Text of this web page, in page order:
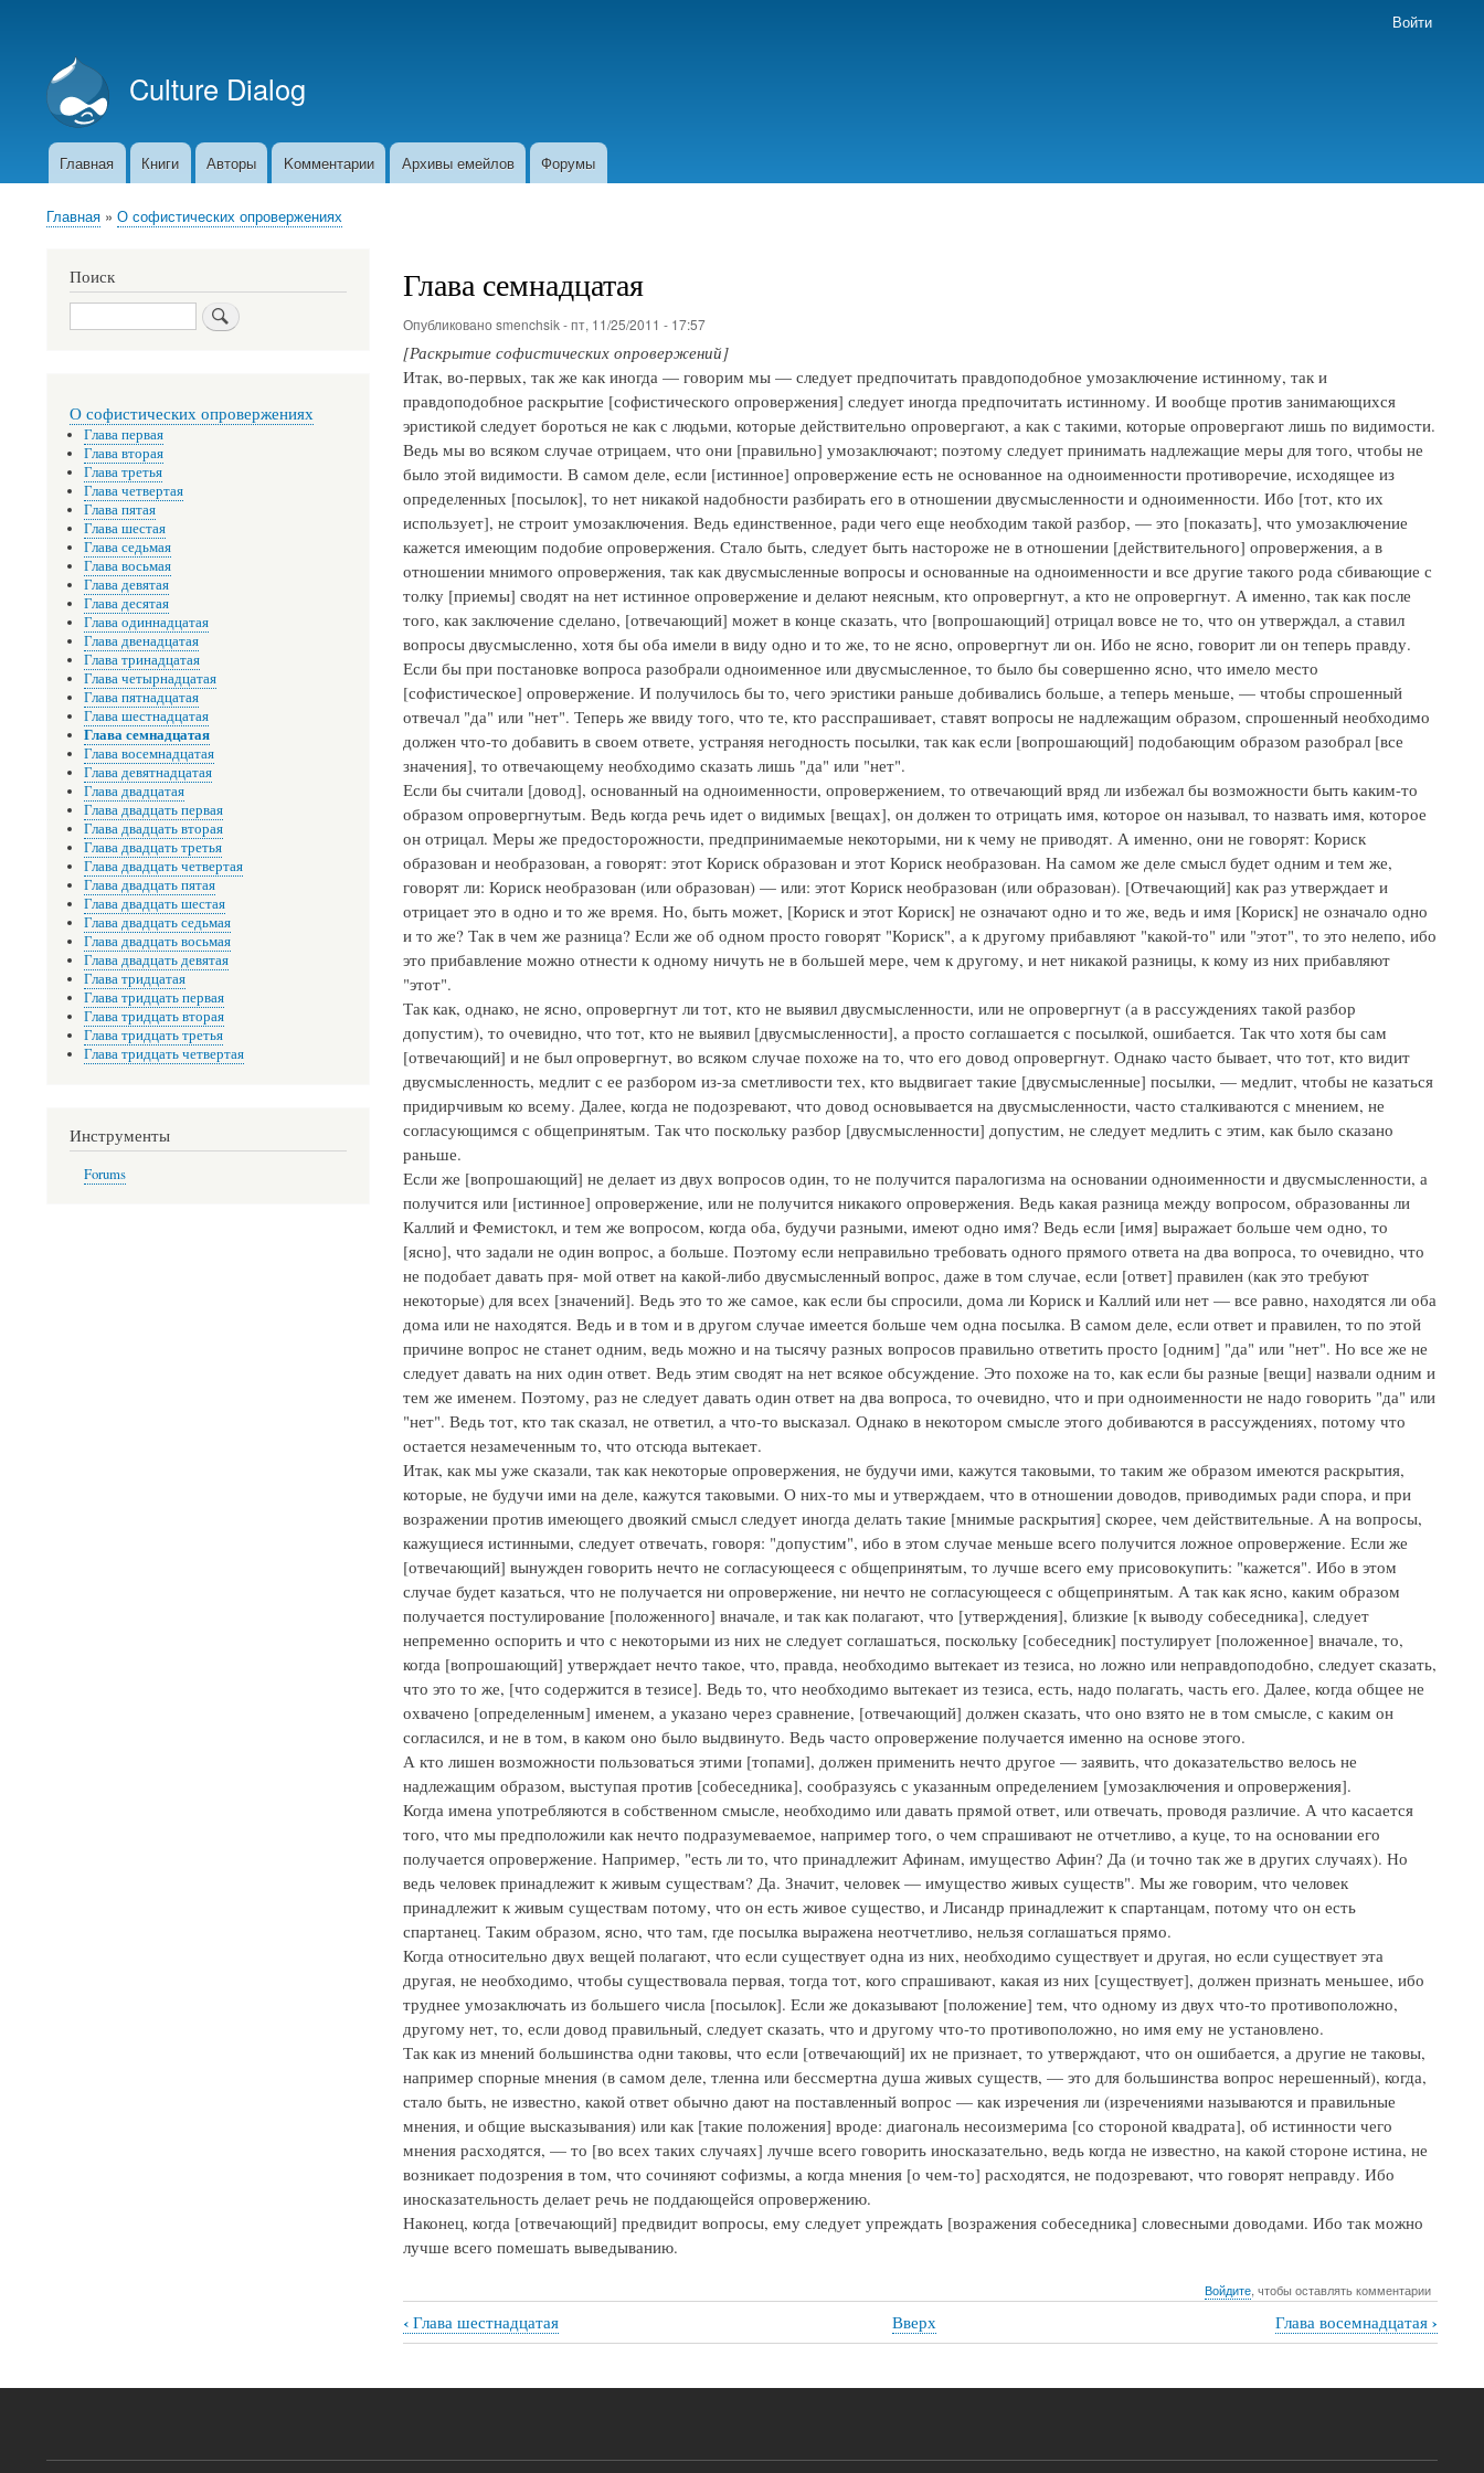
учётной
записи
пользователя
Войти
Culture Dialog
Основная
Главная Книги Авторы Kомментарии Архивы емейлов Форумы
Строка
Главная О софистических опровержениях
Глава семнадцатая
Опубликовано smenchsik-пт, 11/25/2011 - 17:57
[Раскрытие софистических опровержений]
Итак, во-первых, так же как иногда — говорим мы — следует предпочитать правдоподобное умозаключение истинному, так и
правдоподобное раскрытие [софистического опровержения] следует иногда предпочитать истинному. И вообще против занимающихся
эристикой следует бороться не как с людьми, которые действительно опровергают, а как с такими, которые опровергают лишь по видимости.
Ведь мы во всяком случае отрицаем, что они [правильно] умозаключают; поэтому следует принимать надлежащие меры для того, чтобы не
было этой видимости. В самом деле, если [истинное] опровержение есть не основанное на одноименности противоречие, исходящее из
определенных [посылок], то нет никакой надобности разбирать его в отношении двусмысленности и одноименности. Ибо [тот, кто их
использует], не строит умозаключения. Ведь единственное, ради чего еще необходим такой разбор, — это [показать], что умозаключение
кажется имеющим подобие опровержения. Стало быть, следует быть настороже не в отношении [действительного] опровержения, а в
отношении мнимого опровержения, так как двусмысленные вопросы и основанные на одноименности и все другие такого рода сбивающие с
толку [приемы] сводят на нет истинное опровержение и делают неясным, кто опровергнут, а кто не опровергнут. А именно, так как после
того, как заключение сделано, [отвечающий] может в конце сказать, что [вопрошающий] отрицал вовсе не то, что он утверждал, а ставил
вопросы двусмысленно, хотя бы оба имели в виду одно и то же, то не ясно, опровергнут ли он. Ибо не ясно, говорит ли он теперь правду.
Если бы при постановке вопроса разобрали одноименное или двусмысленное, то было бы совершенно ясно, что имело место
[софистическое] опровержение. И получилось бы то, чего эристики раньше добивались больше, а теперь меньше, — чтобы спрошенный
отвечал "да" или "нет". Теперь же ввиду того, что те, кто расспрашивает, ставят вопросы не надлежащим образом, спрошенный необходимо
должен что-то добавить в своем ответе, устраняя негодность посылки, так как если [вопрошающий] подобающим образом разобрал [все
значения], то отвечающему необходимо сказать лишь "да" или "нет".
Если бы считали [довод], основанный на одноименности, опровержением, то отвечающий вряд ли избежал бы возможности быть каким-то
образом опровергнутым. Ведь когда речь идет о видимых [вещах], он должен то отрицать имя, которое он называл, то назвать имя, которое
он отрицал. Меры же предосторожности, предпринимаемые некоторыми, ни к чему не приводят. А именно, они не говорят: Кориск
образован и необразован, а говорят: этот Кориск образован и этот Кориск необразован. На самом же деле смысл будет одним и тем же,
говорят ли: Кориск необразован (или образован) — или: этот Кориск необразован (или образован). [Отвечающий] как раз утверждает и
отрицает это в одно и то же время. Но, быть может, [Кориск и этот Кориск] не означают одно и то же, ведь и имя [Кориск] не означало одно
и то же? Так в чем же разница? Если же об одном просто говорят "Кориск", а к другому прибавляют "какой-то" или "этот", то это нелепо, ибо
это прибавление можно отнести к одному ничуть не в большей мере, чем к другому, и нет никакой разницы, к кому из них прибавляют
"этот".
Так как, однако, не ясно, опровергнут ли тот, кто не выявил двусмысленности, или не опровергнут (а в рассуждениях такой разбор
допустим), то очевидно, что тот, кто не выявил [двусмысленности], а просто соглашается с посылкой, ошибается. Так что хотя бы сам
[отвечающий] и не был опровергнут, во всяком случае похоже на то, что его довод опровергнут. Однако часто бывает, что тот, кто видит
двусмысленность, медлит с ее разбором из-за сметливости тех, кто выдвигает такие [двусмысленные] посылки, — медлит, чтобы не казаться
придирчивым ко всему. Далее, когда не подозревают, что довод основывается на двусмысленности, часто сталкиваются с мнением, не
согласующимся с общепринятым. Так что поскольку разбор [двусмысленности] допустим, не следует медлить с этим, как было сказано
раньше.
Если же [вопрошающий] не делает из двух вопросов один, то не получится паралогизма на основании одноименности и двусмысленности, а
получится или [истинное] опровержение, или не получится никакого опровержения. Ведь какая разница между вопросом, образованны ли
Каллий и Фемистокл, и тем же вопросом, когда оба, будучи разными, имеют одно имя? Ведь если [имя] выражает больше чем одно, то
[ясно], что задали не один вопрос, а больше. Поэтому если неправильно требовать одного прямого ответа на два вопроса, то очевидно, что
не подобает давать пря- мой ответ на какой-либо двусмысленный вопрос, даже в том случае, если [ответ] правилен (как это требуют
некоторые) для всех [значений]. Ведь это то же самое, как если бы спросили, дома ли Кориск и Каллий или нет — все равно, находятся ли оба
дома или не находятся. Ведь и в том и в другом случае имеется больше чем одна посылка. В самом деле, если ответ и правилен, то по этой
причине вопрос не станет одним, ведь можно и на тысячу разных вопросов правильно ответить просто [одним] "да" или "нет". Но все же не
следует давать на них один ответ. Ведь этим сводят на нет всякое обсуждение. Это похоже на то, как если бы разные [вещи] назвали одним и
тем же именем. Поэтому, раз не следует давать один ответ на два вопроса, то очевидно, что и при одноименности не надо говорить "да" или
"нет". Ведь тот, кто так сказал, не ответил, а что-то высказал. Однако в некотором смысле этого добиваются в рассуждениях, потому что
остается незамеченным то, что отсюда вытекает.
Итак, как мы уже сказали, так как некоторые опровержения, не будучи ими, кажутся таковыми, то таким же образом имеются раскрытия,
которые, не будучи ими на деле, кажутся таковыми. О них-то мы и утверждаем, что в отношении доводов, приводимых ради спора, и при
возражении против имеющего двоякий смысл следует иногда делать такие [мнимые раскрытия] скорее, чем действительные. А на вопросы,
кажущиеся истинными, следует отвечать, говоря: "допустим", ибо в этом случае меньше всего получится ложное опровержение. Если же
[отвечающий] вынужден говорить нечто не согласующееся с общепринятым, то лучше всего ему присовокупить: "кажется". Ибо в этом
случае будет казаться, что не получается ни опровержение, ни нечто не согласующееся с общепринятым. А так как ясно, каким образом
получается постулирование [положенного] вначале, и так как полагают, что [утверждения], близкие [к выводу собеседника], следует
непременно оспорить и что с некоторыми из них не следует соглашаться, поскольку [собеседник] постулирует [положенное] вначале, то,
когда [вопрошающий] утверждает нечто такое, что, правда, необходимо вытекает из тезиса, но ложно или неправдоподобно, следует сказать,
что это то же, [что содержится в тезисе]. Ведь то, что необходимо вытекает из тезиса, есть, надо полагать, часть его. Далее, когда общее не
охвачено [определенным] именем, а указано через сравнение, [отвечающий] должен сказать, что оно взято не в том смысле, с каким он
согласился, и не в том, в каком оно было выдвинуто. Ведь часто опровержение получается именно на основе этого.
А кто лишен возможности пользоваться этими [топами], должен применить нечто другое — заявить, что доказательство велось не
надлежащим образом, выступая против [собеседника], сообразуясь с указанным определением [умозаключения и опровержения].
Когда имена употребляются в собственном смысле, необходимо или давать прямой ответ, или отвечать, проводя различие. А что касается
того, что мы предположили как нечто подразумеваемое, например того, о чем спрашивают не отчетливо, а куце, то на основании его
получается опровержение. Например, "есть ли то, что принадлежит Афинам, имущество Афин? Да (и точно так же в других случаях). Но
ведь человек принадлежит к живым существам? Да. Значит, человек — имущество живых существ". Мы же говорим, что человек
принадлежит к живым существам потому, что он есть живое существо, и Лисандр принадлежит к спартанцам, потому что он есть
спартанец. Таким образом, ясно, что там, где посылка выражена неотчетливо, нельзя соглашаться прямо.
Когда относительно двух вещей полагают, что если существует одна из них, необходимо существует и другая, но если существует эта
другая, не необходимо, чтобы существовала первая, тогда тот, кого спрашивают, какая из них [существует], должен признать меньшее, ибо
труднее умозаключать из большего числа [посылок]. Если же доказывают [положение] тем, что одному из двух что-то противоположно,
другому нет, то, если довод правильный, следует сказать, что и другому что-то противоположно, но имя ему не установлено.
Так как из мнений большинства одни таковы, что если [отвечающий] их не признает, то утверждают, что он ошибается, а другие не таковы,
например спорные мнения (в самом деле, тленна или бессмертна душа живых существ, — это для большинства вопрос нерешенный), когда,
стало быть, не известно, какой ответ обычно дают на поставленный вопрос — как изречения ли (изречениями называются и правильные
мнения, и общие высказывания) или как [такие положения] вроде: диагональ несоизмерима [со стороной квадрата], об истинности чего
мнения расходятся, — то [во всех таких случаях] лучше всего говорить иносказательно, ведь когда не известно, на какой стороне истина, не
возникает подозрения в том, что сочиняют софизмы, а когда мнения [о чем-то] расходятся, не подозревают, что говорят неправду. Ибо
иносказательность делает речь не поддающейся опровержению.
Наконец, когда [отвечающий] предвидит вопросы, ему следует упреждать [возражения собеседника] словесными доводами. Ибо так можно
лучше всего помешать выведыванию.
Войдите, чтобы оставлять комментарии
Перекрёстные
‹Глава шестнадцатая Вверх Глава восемнадцатая ›
Поиск
Поиск
О софистических опровержениях
Глава первая
Глава вторая
Глава третья
Глава четвертая
Глава пятая
Глава шестая
Глава седьмая
Глава восьмая
Глава девятая
Глава десятая
Глава одиннадцатая
Глава двенадцатая
Глава тринадцатая
Глава четырнадцатая
Глава пятнадцатая
Глава шестнадцатая
Глава семнадцатая
Глава восемнадцатая
Глава девятнадцатая
Глава двадцатая
Глава двадцать первая
Глава двадцать вторая
Глава двадцать третья
Глава двадцать четвертая
Глава двадцать пятая
Глава двадцать шестая
Глава двадцать седьмая
Глава двадцать восьмая
Глава двадцать девятая
Глава тридцатая
Глава тридцать первая
Глава тридцать вторая
Глава тридцать третья
Глава тридцать четвертая
Инструменты
Forums